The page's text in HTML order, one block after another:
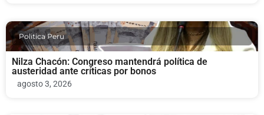
Politica Peru
Nilza Chacón: Congreso mantendrá política de
austeridad ante críticas por bonos
agosto 3, 2026